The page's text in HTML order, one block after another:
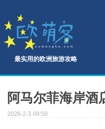
最实用的欧洲旅游攻略
阿马尔菲海岸酒
2026-2-3 09:50